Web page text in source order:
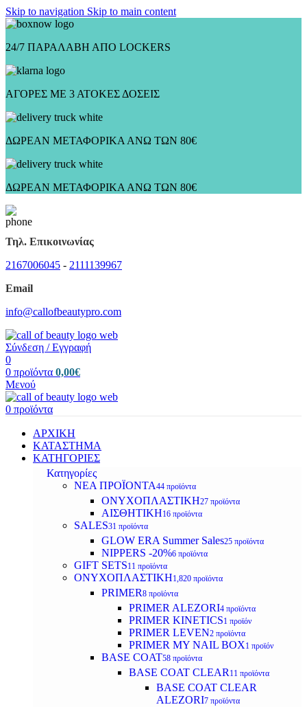
Skip to navigation Skip to main content
24/7 ΠΑΡΑΛΑΒΗ ΑΠΟ LOCKERS
ΑΓΟΡΕΣ ΜΕ 3 ΑΤΟΚΕΣ ΔΟΣΕΙΣ
ΔΩΡΕΑΝ ΜΕΤΑΦΟΡΙΚΑ ΑΝΩ ΤΩΝ 80€
ΔΩΡΕΑΝ ΜΕΤΑΦΟΡΙΚΑ ΑΝΩ ΤΩΝ 80€
Τηλ. Επικοινωνίας
2167006045 - 2111139967
Email
info@callofbeautypro.com
Σύνδεση / Εγγραφή
0
0 προϊόντα 0,00€
Μενού
0 προϊόντα
ΑΡΧΙΚΗ
ΚΑΤΑΣΤΗΜΑ
ΚΑΤΗΓΟΡΙΕΣ
Κατηγορίες
ΝΕΑ ΠΡΟΪΟΝΤΑ44 προϊόντα
ΟΝΥΧΟΠΛΑΣΤΙΚΗ27 προϊόντα
ΑΙΣΘΗΤΙΚΗ16 προϊόντα
SALES31 προϊόντα
GLOW ERA Summer Sales25 προϊόντα
NIPPERS -20%6 προϊόντα
GIFT SETS11 προϊόντα
ΟΝΥΧΟΠΛΑΣΤΙΚΗ1,820 προϊόντα
PRIMER8 προϊόντα
PRIMER ALEZORI4 προϊόντα
PRIMER KINETICS1 προϊόν
PRIMER LEVEN2 προϊόντα
PRIMER MY NAIL BOX1 προϊόν
BASE COAT58 προϊόντα
BASE COAT CLEAR 11 προϊόντα
BASE COAT CLEAR
ALEZORI7 προϊόντα